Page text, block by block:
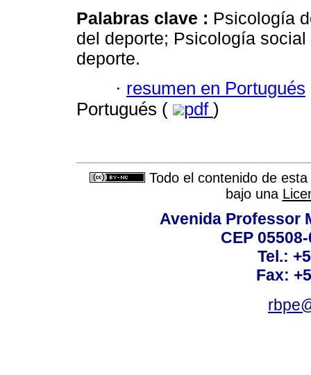
Palabras clave : Psicología
del deporte; Psicología
deporte.
· resumen en Portugués
Portugués (
pdf )
Todo el contenido de
bajo una
Avenida Professor
CEP
Tel.:
Fax: